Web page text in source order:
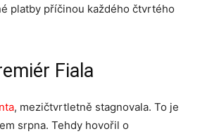
platby příčinou každého čtvrtého
Fiala
, mezičtvrtletně stagnovala. To je
srpna. Tehdy hovořil o